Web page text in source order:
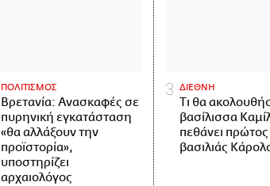
ΠΟΛΙΤΙΣΜΟΣ
Βρετανία: Ανασκαφές σε
πυρηνική εγκατάσταση
«θα αλλάξουν την
προϊστορία»,
υποστηρίζει
αρχαιολόγος
ΔΙΕΘΝΗ
Τι θα
βασίλισσα
πεθάνει
βασιλιάς